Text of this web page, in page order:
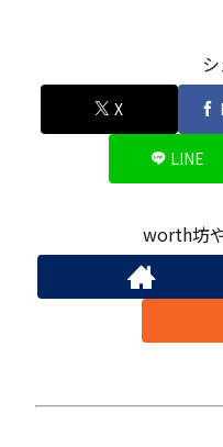
X
LINE
worth坊